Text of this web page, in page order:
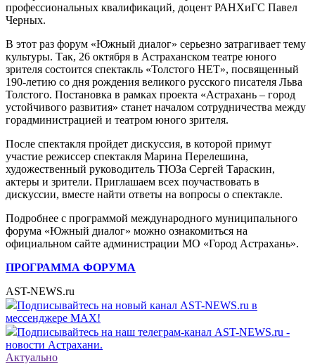
профессиональных квалификаций, доцент РАНХиГС Павел
Черных.
В этот раз форум «Южный диалог» серьезно затрагивает тему
культуры. Так, 26 октября в Астраханском театре юного
зрителя состоится спектакль «Толстого НЕТ», посвященный
190-летию со дня рождения великого русского писателя Льва
Толстого. Постановка в рамках проекта «Астрахань – город
устойчивого развития» станет началом сотрудничества между
горадминистрацией и театром юного зрителя.
После спектакля пройдет дискуссия, в которой примут
участие режиссер спектакля Марина Перелешина,
художественный руководитель ТЮЗа Сергей Тараскин,
актеры и зрители. Приглашаем всех поучаствовать в
дискуссии, вместе найти ответы на вопросы о спектакле.
Подробнее с программой международного муниципального
форума «Южный диалог» можно ознакомиться на
официальном сайте администрации МО «Город Астрахань».
ПРОГРАММА ФОРУМА
AST-NEWS.ru
Подписывайтесь на новый канал AST-NEWS.ru в
мессенджере MAX!
Подписывайтесь на наш телеграм-канал AST-NEWS.ru -
новости Астрахани.
Актуально